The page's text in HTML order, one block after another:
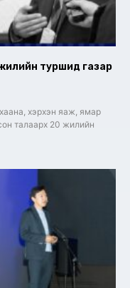
туршид газар
хэрхэн яаж, ямар
талаарх 20 жилийн